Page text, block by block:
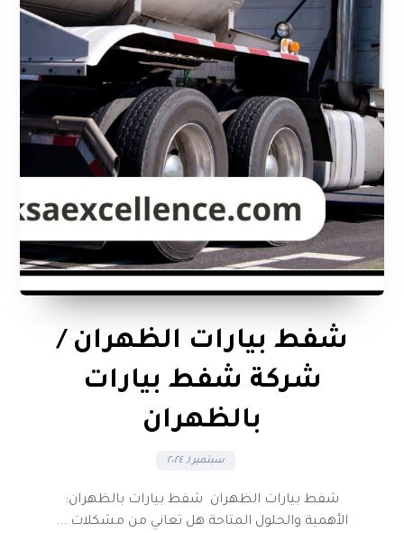
شفط بيارات الظهران /
شركة شفط بيارات
بالظهران
سبتمبر ١, ٢٠٢٤
شفط بيارات الظهران شفط بيارات بالظهران:
الأهمية والحلول المتاحة هل تعاني من مشكلات ...